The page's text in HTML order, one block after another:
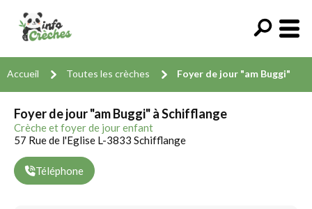
Accueil Toutes les crèches Foyer de jour "am Buggi"
Foyer de jour "am Buggi" à Schifflange
Crèche et foyer de jour enfant
57 Rue de l'Eglise L-3833 Schifflange
Téléphone